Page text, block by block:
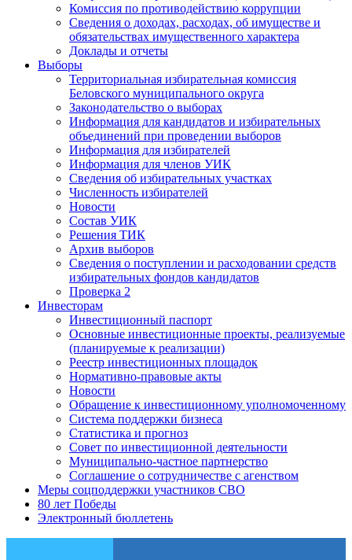
Комиссия по противодействию коррупции
Сведения о доходах, расходах, об имуществе и
обязательствах имущественного характера
Доклады и отчеты
Выборы
Территориальная избирательная комиссия
Беловского муниципального округа
Законодательство о выборах
Информация для кандидатов и избирательных
объединений при проведении выборов
Информация для избирателей
Информация для членов УИК
Сведения об избирательных участках
Численность избирателей
Новости
Состав УИК
Решения ТИК
Архив выборов
Сведения о поступлении и расходовании средств
избирательных фондов кандидатов
Проверка 2
Инвесторам
Инвестиционный паспорт
Основные инвестиционные проекты, реализуемые
(планируемые к реализации)
Реестр инвестиционных площадок
Нормативно-правовые акты
Новости
Обращение к инвестиционному уполномоченному
Система поддержки бизнеса
Статистика и прогноз
Совет по инвестиционной деятельности
Муниципально-частное партнерство
Соглашение о сотрудничестве с агенством
Меры соцподдержки участников СВО
80 лет Победы
Электронный бюллетень